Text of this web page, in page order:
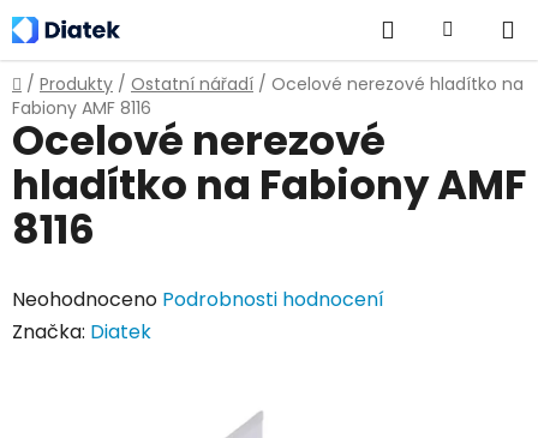
Přejít
na
obsah
Hledat NÁKUPNÍ
KOŠÍK
Domů
/ Produkty / Ostatní nářadí / Ocelové nerezové hladítko na
Fabiony AMF 8116
Ocelové nerezové
hladítko na Fabiony AMF
8116
Průměrné
hodnocení
Neohodnoceno Podrobnosti hodnocení
Značka: Diatek